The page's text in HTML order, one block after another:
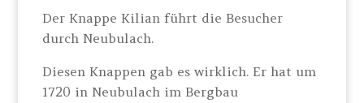
Der Knappe Kilian führt die Besucher
durch Neubulach.
Diesen Knappen gab es wirklich. Er hat um
1720 in Neubulach im Bergbau